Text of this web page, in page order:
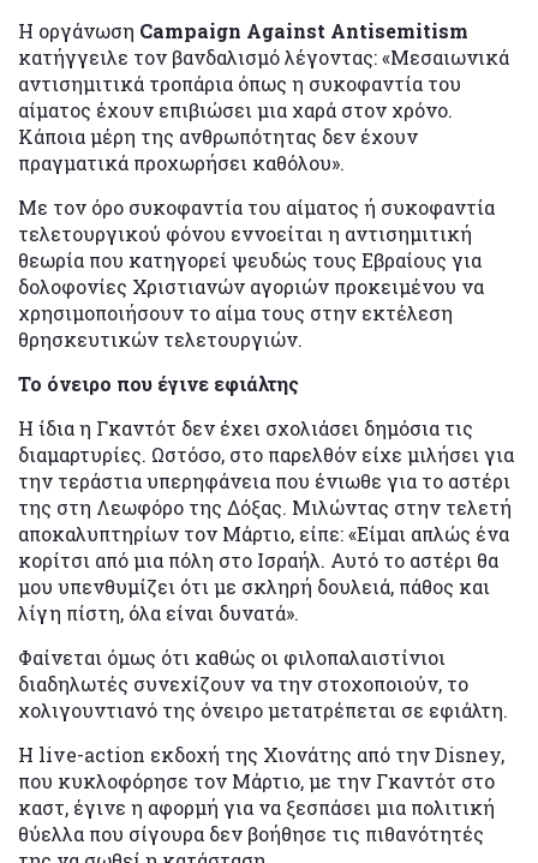
Η οργάνωση Campaign Against Antisemitism
κατήγγειλε τον βανδαλισμό λέγοντας: «Μεσαιωνικά
αντισημιτικά τροπάρια όπως η συκοφαντία του
αίματος έχουν επιβιώσει μια χαρά στον χρόνο.
Κάποια μέρη της ανθρωπότητας δεν έχουν
πραγματικά προχωρήσει καθόλου».
Με τον όρο συκοφαντία του αίματος ή συκοφαντία
τελετουργικού φόνου εννοείται η αντισημιτική
θεωρία που κατηγορεί ψευδώς τους Εβραίους για
δολοφονίες Χριστιανών αγοριών προκειμένου να
χρησιμοποιήσουν το αίμα τους στην εκτέλεση
θρησκευτικών τελετουργιών.
Το όνειρο που έγινε εφιάλτης
Η ίδια η Γκαντότ δεν έχει σχολιάσει δημόσια τις
διαμαρτυρίες. Ωστόσο, στο παρελθόν είχε μιλήσει για
την τεράστια υπερηφάνεια που ένιωθε για το αστέρι
της στη Λεωφόρο της Δόξας. Μιλώντας στην τελετή
αποκαλυπτηρίων τον Μάρτιο, είπε: «Είμαι απλώς ένα
κορίτσι από μια πόλη στο Ισραήλ. Αυτό το αστέρι θα
μου υπενθυμίζει ότι με σκληρή δουλειά, πάθος και
λίγη πίστη, όλα είναι δυνατά».
Φαίνεται όμως ότι καθώς οι φιλοπαλαιστίνιοι
διαδηλωτές συνεχίζουν να την στοχοποιούν, το
χολιγουντιανό της όνειρο μετατρέπεται σε εφιάλτη.
Η live-action εκδοχή της Χιονάτης από την Disney,
που κυκλοφόρησε τον Μάρτιο, με την Γκαντότ στο
καστ, έγινε η αφορμή για να ξεσπάσει μια πολιτική
θύελλα που σίγουρα δεν βοήθησε τις πιθανότητές